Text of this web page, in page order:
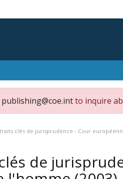
publishing@coe.intto inquire
clés de jurisprudence - Cour
de